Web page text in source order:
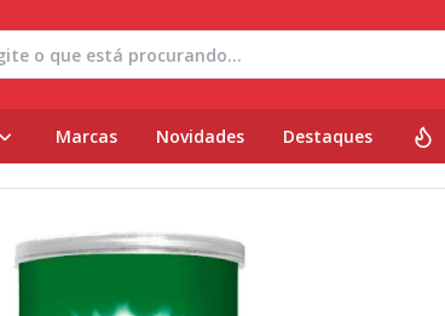
Marcas Novidades Destaques